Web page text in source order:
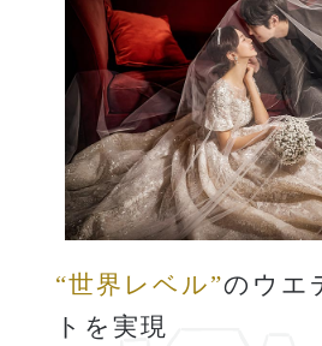
“世界レベル”のウエ
トを実現